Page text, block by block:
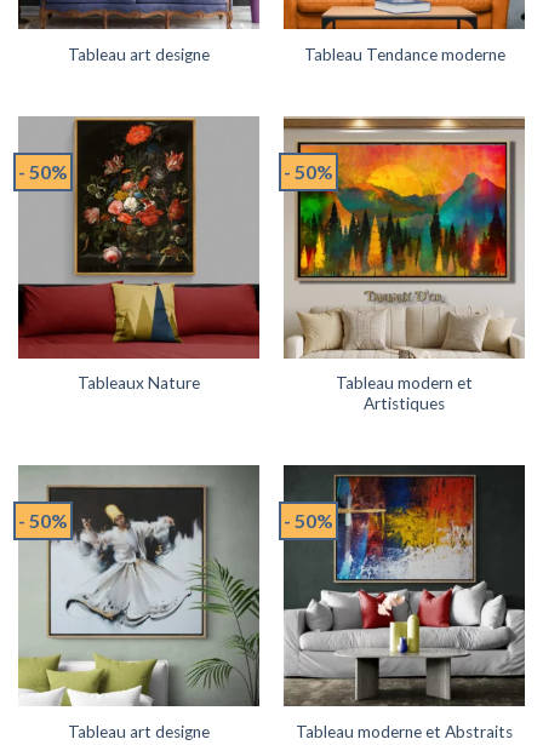
Tableau art designe Tableau Tendance moderne
- 50%
Tableaux Nature
- 50%
Tableau modern et
Artistiques
- 50%
Tableau art designe
- 50%
Tableau moderne et Abstraits